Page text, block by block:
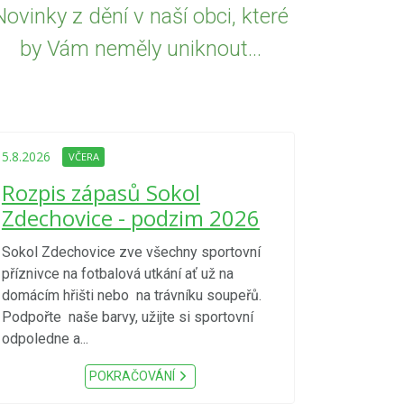
z dění v naší obci, které
by Vám neměly uniknout...
5.8.2026 VČERA
Rozpis zápasů Sokol
Zdechovice - podzim 2026
Sokol Zdechovice zve všechny sportovní
příznivce na fotbalová utkání ať už na
domácím hřišti nebo na trávníku soupeřů.
Podpořte naše barvy, užijte si sportovní
odpoledne a...
POKRAČOVÁNÍ